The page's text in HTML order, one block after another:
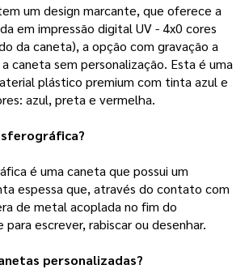
um design marcante, que oferece a
em impressão digital UV - 4x0 cores
da caneta), a opção com gravação a
caneta sem personalização. Esta é uma
plástico premium com tinta azul e
azul, preta e vermelha.
é uma caneta que possui um
espessa que, através do contato com
de metal acoplada no fim do
escrever, rabiscarou desenhar.
personalizadas?